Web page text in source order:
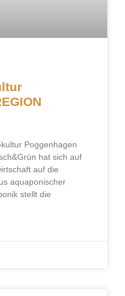
Poggenhagen
hat sich auf
auf die
aquaponischer
stellt die